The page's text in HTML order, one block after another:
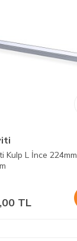
Kulp L İnce 224mm
TL